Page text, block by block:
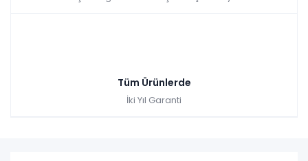
Tüm Ürünlerde
İki Yıl Garanti